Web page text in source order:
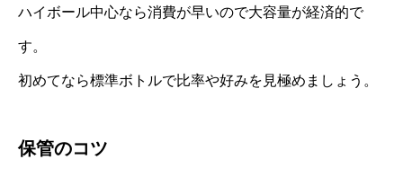
ハイボール中心なら消費が早いので大容量が経済的で
す。
初めてなら標準ボトルで比率や好みを見極めましょう。
保管のコツ